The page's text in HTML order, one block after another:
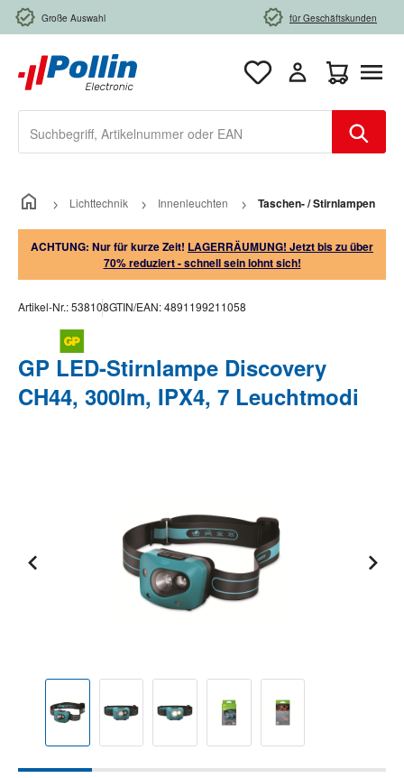
Zum Hauptinhalt springen
Große Auswahl für Geschäftskunden
Lichttechnik Innenleuchten Taschen- / Stirnlampen
ACHTUNG: Nur für kurze Zeit! LAGERRÄUMUNG! Jetzt bis zu über
70% reduziert - schnell sein lohnt sich!
Artikel-Nr.:538108GTIN/EAN:4891199211058
GP LED-Stirnlampe Discovery
CH44, 300lm, IPX4, 7 Leuchtmodi